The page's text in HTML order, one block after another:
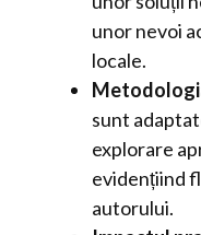
unor nevoi
locale.
sunt
explorare
evidențiind
autorului.